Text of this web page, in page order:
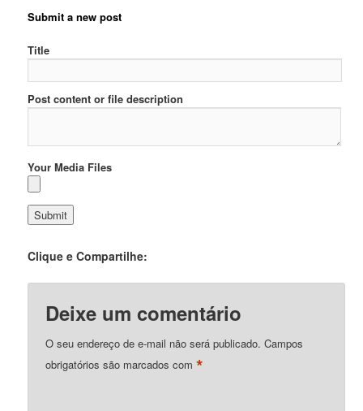
Submit a new post
Title
Post content or file description
Your Media Files
Clique e Compartilhe:
Deixe um comentário
O seu endereço de e-mail não será publicado. Campos
obrigatórios são marcados com*